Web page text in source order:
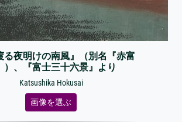
る夜明けの南風』（別名『赤富
）、『富士三十六景』より
Katsushika Hokusai
画像を選ぶ